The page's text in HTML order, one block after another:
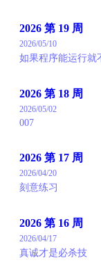
2026 第 19 周
2026/05/10
如果程序能运行就
2026 第 18 周
2026/05/02
007
2026 第 17 周
2026/04/20
刻意练习
2026 第 16 周
2026/04/17
真诚才是必杀技